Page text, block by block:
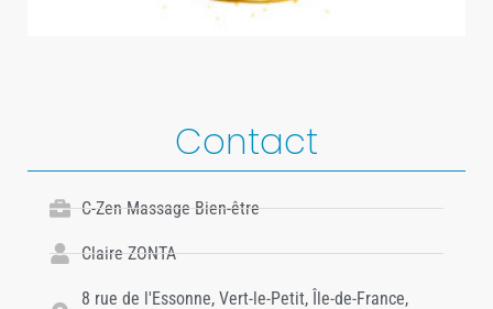
Contact
C-Zen Massage Bien-être
Claire ZONTA
8 rue de l'Essonne, Vert-le-Petit, Île-de-France,